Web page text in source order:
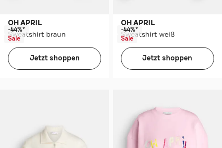
OH APRIL
Sweatshirt braun
-44%*
Sale
Jetzt shoppen
OH APRIL
Sweatshirt weiß
-44%*
Sale
Jetzt shoppen